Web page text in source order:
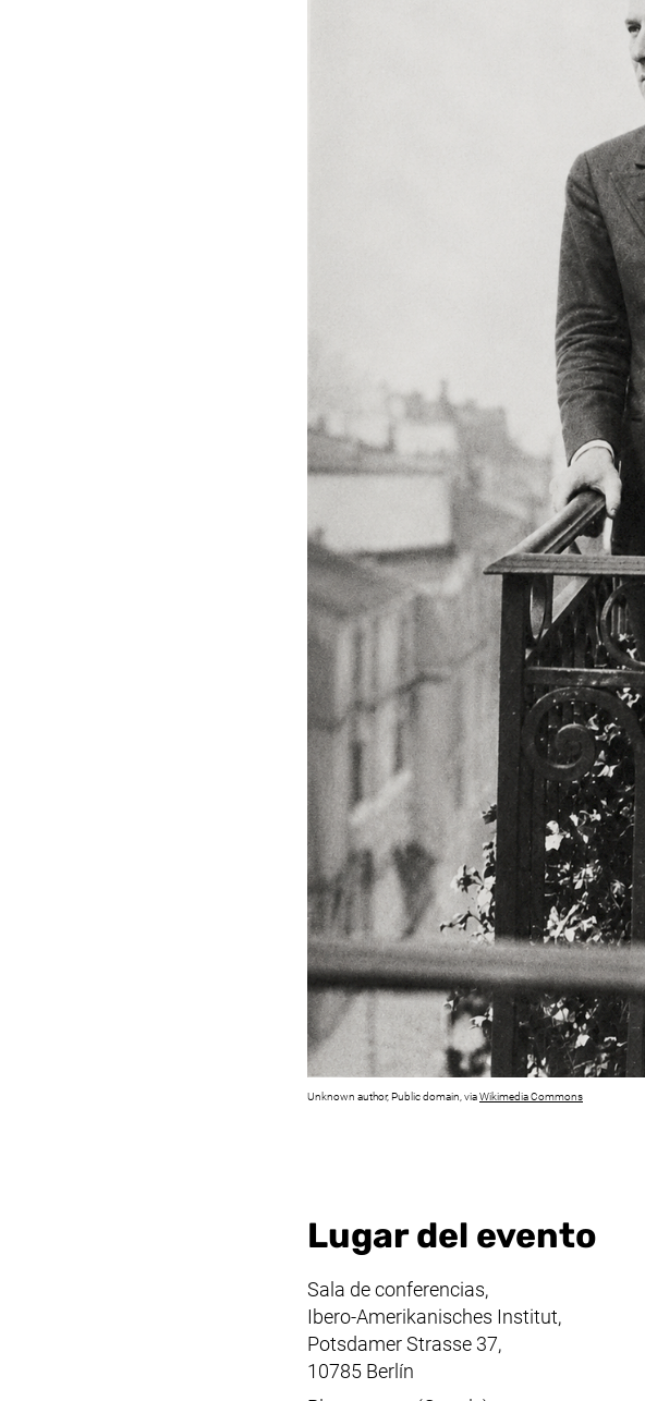
Unknown author, Public domain, viaWikimedia Commons(enlace
Lugar del evento
Sala de conferencias,
Ibero-Amerikanisches Institut,
Potsdamer Strasse 37,
10785 Berlín